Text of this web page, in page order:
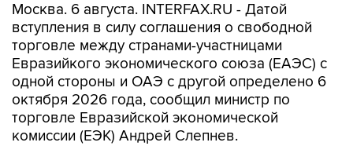
Москва. 6 августа. INTERFAX.RU - Датой
вступления в силу соглашения о свободной
торговле между странами-участницами
Евразийкого экономического союза (ЕАЭС) с
одной стороны и ОАЭ с другой определено 6
октября 2026 года, сообщил министр по
торговле Евразийской экономической
комиссии (ЕЭК) Андрей Слепнев.